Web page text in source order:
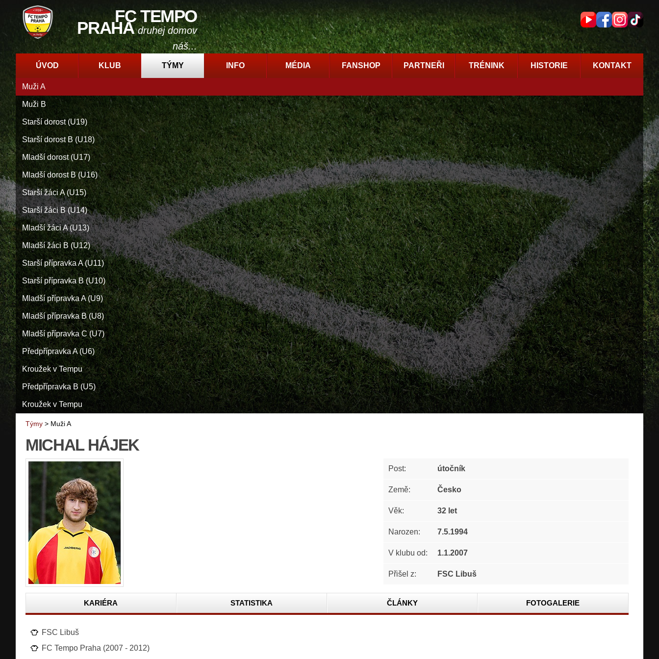
FC TEMPO
PRAHAdruhej domov
náš...
ÚVOD KLUB TÝMY INFO MÉDIA FANSHOP PARTNEŘI TRÉNINK HISTORIE KONTAKT
Muži A
Muži B
Starší dorost (U19)
Starší dorost B (U18)
Mladší dorost (U17)
Mladší dorost B (U16)
Starší žáci A (U15)
Starší žáci B (U14)
Mladší žáci A (U13)
Mladší žáci B (U12)
Starší přípravka A (U11)
Starší přípravka B (U10)
Mladší přípravka A (U9)
Mladší přípravka B (U8)
Mladší přípravka C (U7)
Předpřípravka A (U6)
Kroužek v Tempu
Předpřípravka B (U5)
Kroužek v Tempu
Týmy > Muži A
MICHAL HÁJEK
Post: útočník
Země: Česko
Věk: 32 let
Narozen: 7.5.1994
V klubu od: 1.1.2007
Přišel z: FSC Libuš
KARIÉRA STATISTIKA ČLÁNKY FOTOGALERIE
FSC Libuš
FC Tempo Praha (2007 - 2012)